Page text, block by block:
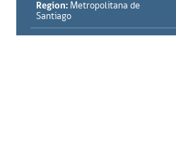
Region: Metropolitana de
Santiago